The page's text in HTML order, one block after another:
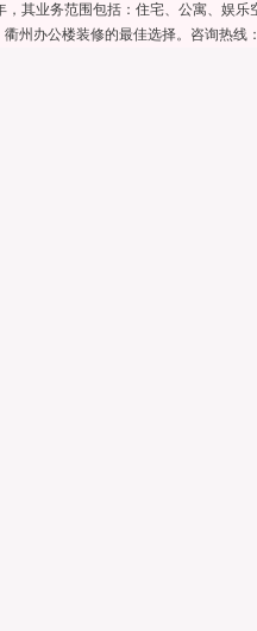
，其业务范围包括：住宅、公寓、娱
州办公楼装修的最佳选择。咨询热线